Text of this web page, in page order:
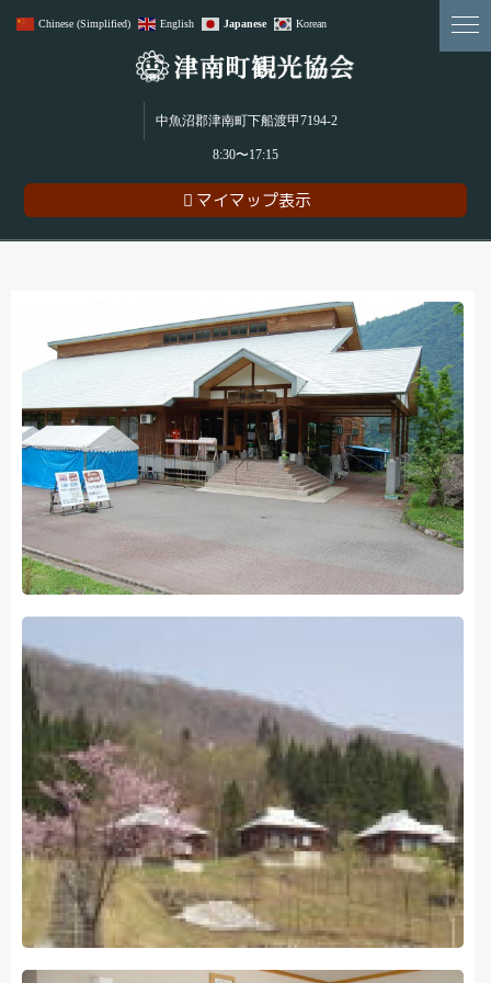
雪･食･農･アウトドアアクティビティ。贅沢＆魅力満載の津南町！
中魚沼郡津南町下船渡甲7194-2
8:30〜17:15
マイマップ表示
Chinese (Simplified) English Japanese Korean